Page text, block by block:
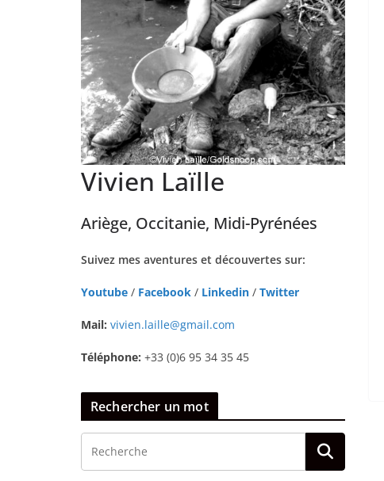
Vivien Laïlle
Ariège, Occitanie, Midi-Pyrénées
Suivez mes aventures et découvertes sur:
Youtube / Facebook / Linkedin / Twitter
Mail: vivien.laille@gmail.com
Téléphone: +33 (0)6 95 34 35 45
Rechercher un mot